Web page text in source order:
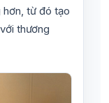
hơn, từ đó tạo
thương